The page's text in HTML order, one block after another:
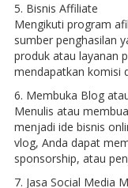
5. Bisnis Affiliate
Mengikuti program
sumber penghasilan
produk atau layanan
mendapatkan komisi
6. Membuka Blog
Menulis atau
menjadi ide bisnis
vlog, Anda dapat
sponsorship, atau
7. Jasa Social Media